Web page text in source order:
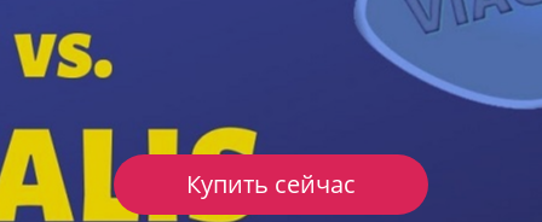
Купить сейчас